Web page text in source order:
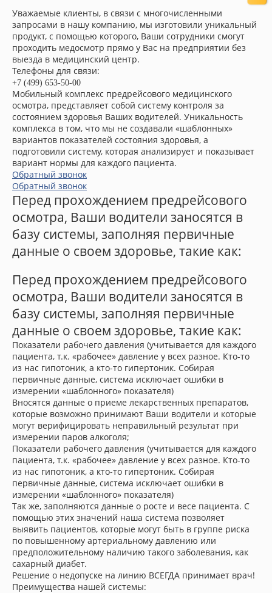
Уважаемые клиенты, в связи с многочисленными
запросами в нашу компанию, мы изготовили уникальный
продукт, с помощью которого, Ваши сотрудники смогут
проходить медосмотр прямо у Вас на предприятии без
выезда в медицинский центр.
Телефоны для связи:
+7 (499) 653-50-00
Мобильный комплекс предрейсового медицинского
осмотра, представляет собой систему контроля за
состоянием здоровья Ваших водителей. Уникальность
комплекса в том, что мы не создавали «шаблонных»
вариантов показателей состояния здоровья, а
подготовили систему, которая анализирует и показывает
вариант нормы для каждого пациента.
Обратный звонок
Обратный звонок
Перед прохождением предрейсового
осмотра, Ваши водители заносятся в
базу системы, заполняя первичные
данные о своем здоровье, такие как:
Перед прохождением предрейсового
осмотра, Ваши водители заносятся в
базу системы, заполняя первичные
данные о своем здоровье, такие как:
Показатели рабочего давления (учитывается для каждого
пациента, т.к. «рабочее» давление у всех разное. Кто-то
из нас гипотоник, а кто-то гипертоник. Собирая
первичные данные, система исключает ошибки в
измерении «шаблонного» показателя)
Вносятся данные о приеме лекарственных препаратов,
которые возможно принимают Ваши водители и которые
могут верифицировать неправильный результат при
измерении паров алкоголя;
Показатели рабочего давления (учитывается для каждого
пациента, т.к. «рабочее» давление у всех разное. Кто-то
из нас гипотоник, а кто-то гипертоник. Собирая
первичные данные, система исключает ошибки в
измерении «шаблонного» показателя)
Так же, заполняются данные о росте и весе пациента. С
помощью этих значений наша система позволяет
выявить пациентов, которые могут быть в группе риска
по повышенному артериальному давлению или
предположительному наличию такого заболевания, как
сахарный диабет.
Решение о недопуске на линию ВСЕГДА принимает врач!
Преимущества нашей системы: